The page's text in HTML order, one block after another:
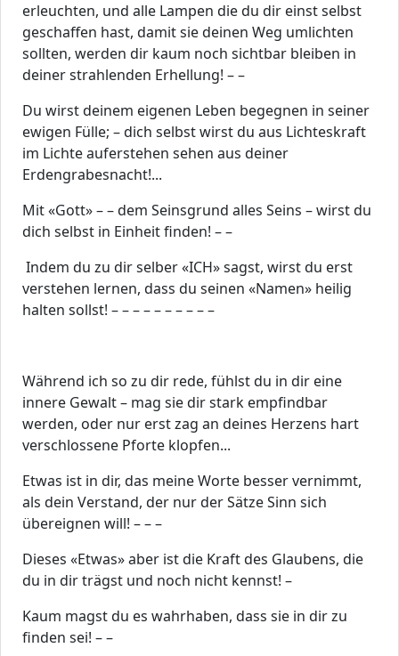
erleuchten, und alle Lampen die du dir einst selbst
geschaffen hast, damit sie deinen Weg umlichten
sollten, werden dir kaum noch sichtbar bleiben in
deiner strahlenden Erhellung! – –
Du wirst deinem eigenen Leben begegnen in seiner
ewigen Fülle; – dich selbst wirst du aus Lichteskraft
im Lichte auferstehen sehen aus deiner
Erdengrabesnacht!...
Mit «Gott» – – dem Seinsgrund alles Seins – wirst du
dich selbst in Einheit finden! – –
Indem du zu dir selber «ICH» sagst, wirst du erst
verstehen lernen, dass du seinen «Namen» heilig
halten sollst! – – – – – – – – – –
Während ich so zu dir rede, fühlst du in dir eine
innere Gewalt – mag sie dir stark empfindbar
werden, oder nur erst zag an deines Herzens hart
verschlossene Pforte klopfen...
Etwas ist in dir, das meine Worte besser vernimmt,
als dein Verstand, der nur der Sätze Sinn sich
übereignen will! – – –
Dieses «Etwas» aber ist die Kraft des Glaubens, die
du in dir trägst und noch nicht kennst! –
Kaum magst du es wahrhaben, dass sie in dir zu
finden sei! – –